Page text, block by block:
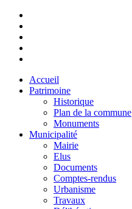
Accueil
Patrimoine
Historique
Plan de la commune
Monuments
Municipalité
Mairie
Elus
Documents
Comptes-rendus
Urbanisme
Travaux